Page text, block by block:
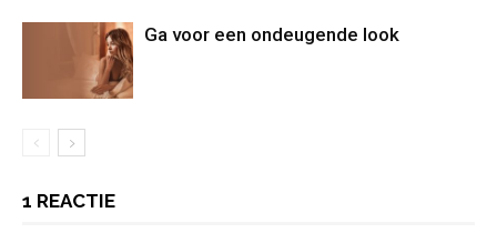
Ga voor een ondeugende look
1 REACTIE